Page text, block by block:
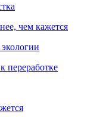
чем кажется
переработке